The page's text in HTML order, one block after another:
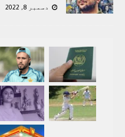
دسمبر 8, 2022